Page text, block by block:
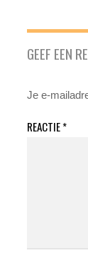
GEEF EEN
Je e-
REACTIE*